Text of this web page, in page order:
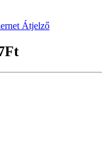
Átjelző